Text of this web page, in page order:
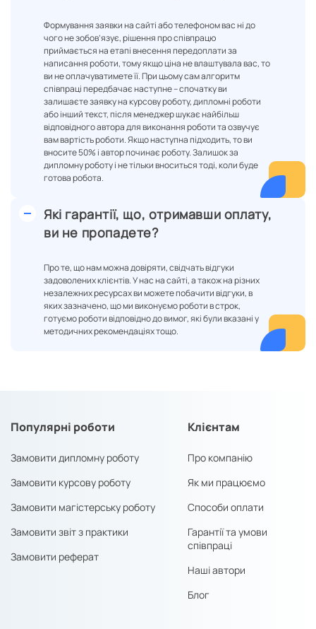
Формування заявки на сайті або телефоном вас ні до
чого не зобов’язує, рішення про співпрацю
приймається на етапі внесення передоплати за
написання роботи, тому якщо ціна не влаштувала вас, то
ви не оплачуватимете її. При цьому сам алгоритм
співпраці передбачає наступне – спочатку ви
залишаєте заявку на курсову роботу, дипломні роботи
або інший текст, після менеджер шукає найбільш
відповідного автора для виконання роботи та озвучує
вам вартість роботи. Якщо наступна підходить, то ви
вносите 50% і автор починає роботу. Залишок за
дипломну роботу і не тільки вноситься тоді, коли буде
готова робота.
Які гарантії, що, отримавши оплату,
ви не пропадете?
Про те, що нам можна довіряти, свідчать відгуки
задоволених клієнтів. У нас на сайті, а також на різних
незалежних ресурсах ви можете побачити відгуки, в
яких зазначено, що ми виконуємо роботи в строк,
готуємо роботи відповідно до вимог, які були вказані у
методичних рекомендаціях тощо.
Популярні роботи
Замовити дипломну роботу
Замовити курсову роботу
Замовити магістерську роботу
Замовити звіт з практики
Замовити реферат
Клієнтам
Про компанію
Як ми працюємо
Способи оплати
Гарантії та умови
співпраці
Наші автори
Блог